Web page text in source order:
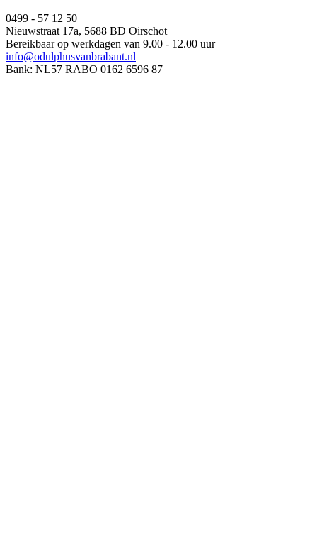
0499 - 57 12 50
Nieuwstraat 17a, 5688 BD Oirschot
Bereikbaar op werkdagen van 9.00 - 12.00 uur
info@odulphusvanbrabant.nl
Bank: NL57 RABO 0162 6596 87